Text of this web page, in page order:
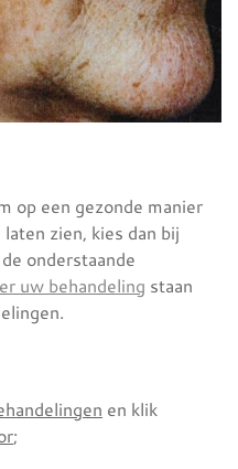
op een gezonde manier
zien, kies dan bij
onderstaande
uw behandeling staan
en klik
;